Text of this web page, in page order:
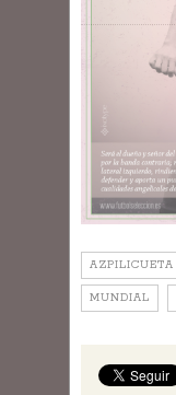
AZPILICUETA
MUNDIAL